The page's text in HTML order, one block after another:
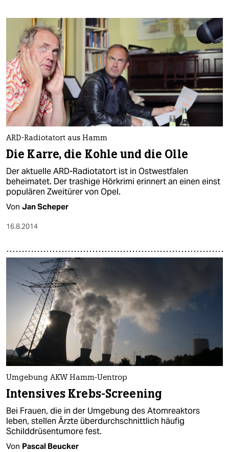
ARD-Radiotatort aus Hamm
Die Karre, die Kohle und die Olle
Der aktuelle ARD-Radiotatort ist in Ostwestfalen
beheimatet. Der trashige Hörkrimi erinnert an einen einst
populären Zweitürer von Opel.
Von Jan Scheper
16.8.2014
Umgebung AKW Hamm-Uentrop
Intensives Krebs-Screening
Bei Frauen, die in der Umgebung des Atomreaktors
leben, stellen Ärzte überdurchschnittlich häufig
Schilddrüsentumore fest.
Von Pascal Beucker